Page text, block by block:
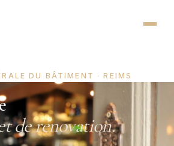
DU BÂTIMENT · REIMS
de rénovation.